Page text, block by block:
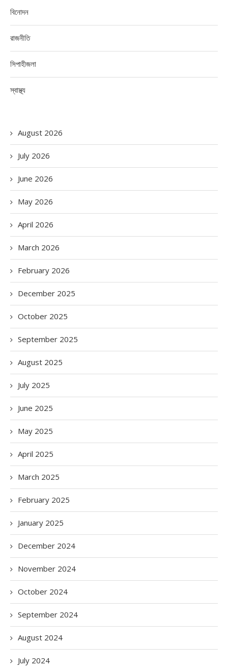
বিনোদন
রাজনীতি
সিপাহীজলা
স্বাস্থ্য
August 2026
July 2026
June 2026
May 2026
April 2026
March 2026
February 2026
December 2025
October 2025
September 2025
August 2025
July 2025
June 2025
May 2025
April 2025
March 2025
February 2025
January 2025
December 2024
November 2024
October 2024
September 2024
August 2024
July 2024